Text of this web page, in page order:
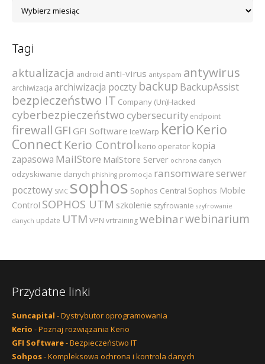
Tagi
aktualizacja android anti-virus antyspam antywirus
archiwizacja archiwizacja poczty backup BackupAssist
bezpieczeństwo IT Company (Un)Hacked
cyberbezpieczeństwocybersecurity endpoint
firewall GFI GFI Software IceWarp kerio Kerio
Connect Kerio Control kerio operator kopia
zapasowa MailStore MailStore Server ochrona danych
odzyskiwanie danych phishing promocja ransomware serwer
pocztowy SMC sophos Sophos Central Sophos Mobile
Control SOPHOS UTM szkolenie szyfrowanie szyfrowanie
danych update UTM VPN vrtrainingwebinarwebinarium
Przydatne linki
Suncapital - Dystrybutor oprogramowania
Kerio - Poznaj rozwiązania Kerio
GFI Software- Bezpieczeństwo IT
Sohpos- Kompleksowa ochrona i kontrola danych